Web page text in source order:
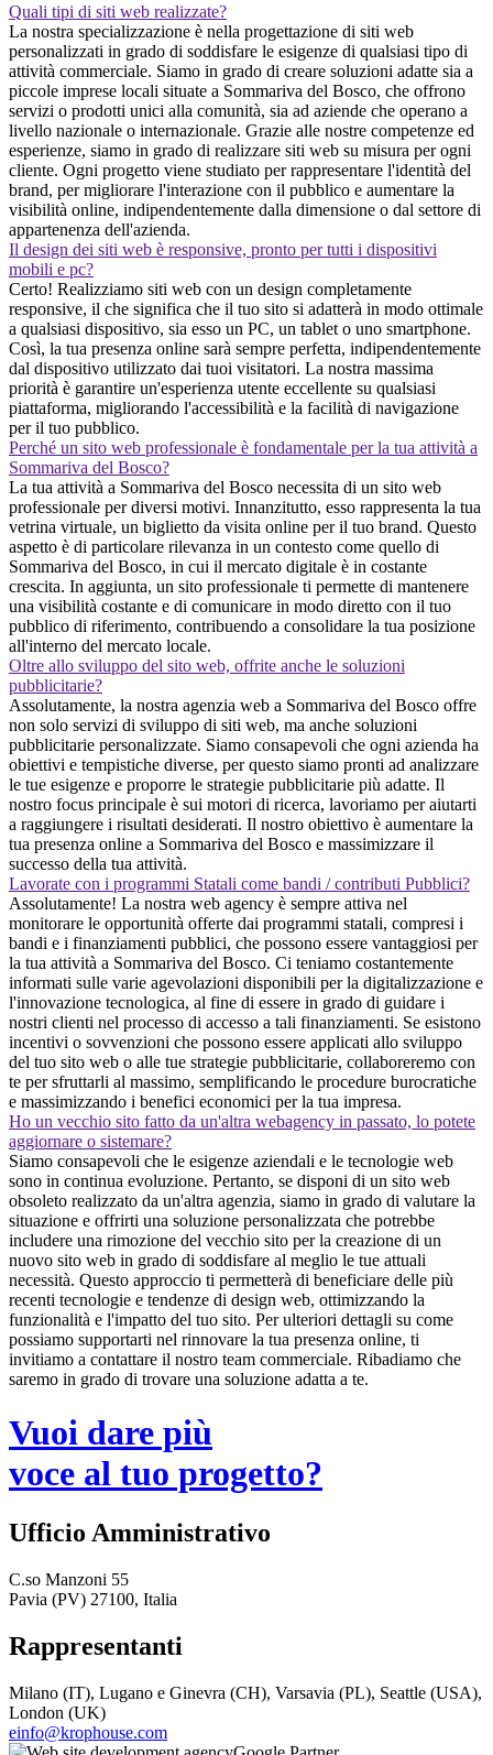
Quali tipi di siti web realizzate?
La nostra specializzazione è nella progettazione di siti web
personalizzati in grado di soddisfare le esigenze di qualsiasi tipo di
attività commerciale. Siamo in grado di creare soluzioni adatte sia a
piccole imprese locali situate a Sommariva del Bosco, che offrono
servizi o prodotti unici alla comunità, sia ad aziende che operano a
livello nazionale o internazionale. Grazie alle nostre competenze ed
esperienze, siamo in grado di realizzare siti web su misura per ogni
cliente. Ogni progetto viene studiato per rappresentare l'identità del
brand, per migliorare l'interazione con il pubblico e aumentare la
visibilità online, indipendentemente dalla dimensione o dal settore di
appartenenza dell'azienda.
Il design dei siti web è responsive, pronto per tutti i dispositivi
mobili e pc?
Certo! Realizziamo siti web con un design completamente
responsive, il che significa che il tuo sito si adatterà in modo ottimale
a qualsiasi dispositivo, sia esso un PC, un tablet o uno smartphone.
Così, la tua presenza online sarà sempre perfetta, indipendentemente
dal dispositivo utilizzato dai tuoi visitatori. La nostra massima
priorità è garantire un'esperienza utente eccellente su qualsiasi
piattaforma, migliorando l'accessibilità e la facilità di navigazione
per il tuo pubblico.
Perché un sito web professionale è fondamentale per la tua attività a
Sommariva del Bosco?
La tua attività a Sommariva del Bosco necessita di un sito web
professionale per diversi motivi. Innanzitutto, esso rappresenta la tua
vetrina virtuale, un biglietto da visita online per il tuo brand. Questo
aspetto è di particolare rilevanza in un contesto come quello di
Sommariva del Bosco, in cui il mercato digitale è in costante
crescita. In aggiunta, un sito professionale ti permette di mantenere
una visibilità costante e di comunicare in modo diretto con il tuo
pubblico di riferimento, contribuendo a consolidare la tua posizione
all'interno del mercato locale.
Oltre allo sviluppo del sito web, offrite anche le soluzioni
pubblicitarie?
Assolutamente, la nostra agenzia web a Sommariva del Bosco offre
non solo servizi di sviluppo di siti web, ma anche soluzioni
pubblicitarie personalizzate. Siamo consapevoli che ogni azienda ha
obiettivi e tempistiche diverse, per questo siamo pronti ad analizzare
le tue esigenze e proporre le strategie pubblicitarie più adatte. Il
nostro focus principale è sui motori di ricerca, lavoriamo per aiutarti
a raggiungere i risultati desiderati. Il nostro obiettivo è aumentare la
tua presenza online a Sommariva del Bosco e massimizzare il
successo della tua attività.
Lavorate con i programmi Statali come bandi / contributi Pubblici?
Assolutamente! La nostra web agency è sempre attiva nel
monitorare le opportunità offerte dai programmi statali, compresi i
bandi e i finanziamenti pubblici, che possono essere vantaggiosi per
la tua attività a Sommariva del Bosco. Ci teniamo costantemente
informati sulle varie agevolazioni disponibili per la digitalizzazione e
l'innovazione tecnologica, al fine di essere in grado di guidare i
nostri clienti nel processo di accesso a tali finanziamenti. Se esistono
incentivi o sovvenzioni che possono essere applicati allo sviluppo
del tuo sito web o alle tue strategie pubblicitarie, collaboreremo con
te per sfruttarli al massimo, semplificando le procedure burocratiche
e massimizzando i benefici economici per la tua impresa.
Ho un vecchio sito fatto da un'altra webagency in passato, lo potete
aggiornare o sistemare?
Siamo consapevoli che le esigenze aziendali e le tecnologie web
sono in continua evoluzione. Pertanto, se disponi di un sito web
obsoleto realizzato da un'altra agenzia, siamo in grado di valutare la
situazione e offrirti una soluzione personalizzata che potrebbe
includere una rimozione del vecchio sito per la creazione di un
nuovo sito web in grado di soddisfare al meglio le tue attuali
necessità. Questo approccio ti permetterà di beneficiare delle più
recenti tecnologie e tendenze di design web, ottimizzando la
funzionalità e l'impatto del tuo sito. Per ulteriori dettagli su come
possiamo supportarti nel rinnovare la tua presenza online, ti
invitiamo a contattare il nostro team commerciale. Ribadiamo che
saremo in grado di trovare una soluzione adatta a te.
Vuoi dare più
voce al tuo progetto?
Ufficio Amministrativo
C.so Manzoni 55
Pavia (PV) 27100, Italia
Rappresentanti
Milano (IT), Lugano e Ginevra (CH), Varsavia (PL), Seattle (USA),
London (UK)
einfo@krophouse.com